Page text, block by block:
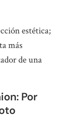
estética;
más
de una
Por